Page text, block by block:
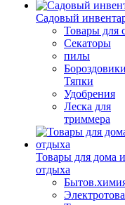
Садовый
Товары для
Секаторы
пилы
Тяпки
Удобрения
Леска для
триммера
Товары для дома и
отдыха